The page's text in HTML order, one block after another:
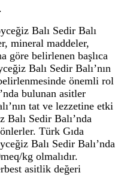
Balı Sedir Balı
mineral maddeler,
göre belirlenen başlıca
Balı Sedir Balı’nın
önemli rol
bulunan asitler
tat ve lezzetine etki
Balı Sedir Balı’nda
Türk Gıda
Balı Sedir Balı’nda
kg olmalıdır.
asitlik değeri